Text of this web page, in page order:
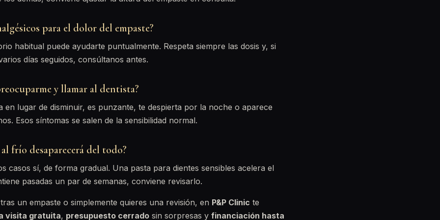
para el dolor del empaste?
habitual puede ayudarte puntualmente. Respeta siempre las dosis y, si
días seguidos, consúltanos antes.
y llamar al dentista?
en lugar de disminuir, es punzante, te despierta por la noche o aparece
Esos síntomas se salen de la sensibilidad normal.
frío desaparecerá del todo?
casos sí, de forma gradual. Una pasta para dientes sensibles acelera el
pasadas un par de semanas, conviene revisarlo.
un empaste o simplemente quieres una revisión, en P&P Clinic te
visita gratuita, presupuesto cerrado sin sorpresas y financiación hasta